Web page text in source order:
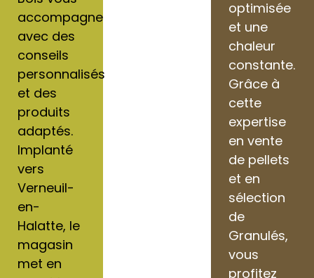
accompagne
avec des
conseils
personnalisés
et des
produits
adaptés.
Implanté
vers
Verneuil-
en-
Halatte, le
magasin
met en
optimisée
et une
chaleur
constante.
Grâce à
cette
expertise
en vente
de pellets
et en
sélection
de
Granulés,
vous
profitez